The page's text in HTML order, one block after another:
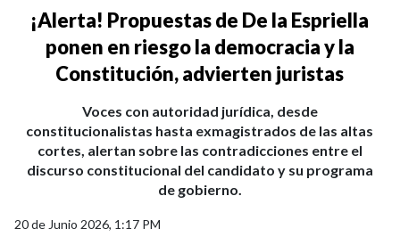
¡Alerta! Propuestas de De la Espriella
ponen en riesgo la democracia y la
Constitución, advierten juristas
Voces con autoridad jurídica, desde
constitucionalistas hasta exmagistrados de las altas
cortes, alertan sobre las contradicciones entre el
discurso constitucional del candidato y su programa
de gobierno.
20 de Junio 2026, 1:17 PM